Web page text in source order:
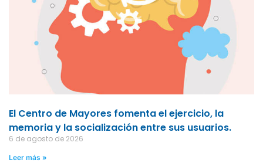
El Centro de Mayores fomenta el ejercicio, la
memoria y la socialización entre sus usuarios.
6 de agosto de 2026
Leer más »